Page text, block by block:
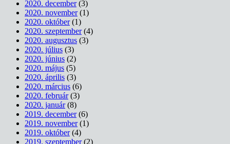
2020. december(3)
2020. november(1)
2020. október(1)
2020. szeptember(4)
2020. augusztus (3)
2020. július (3)
2020. június (2)
2020. május (5)
2020. április (3)
2020. március (6)
2020. február(3)
2020. január(8)
2019. december(6)
2019. november(1)
2019. október(4)
2019. szeptember(2)